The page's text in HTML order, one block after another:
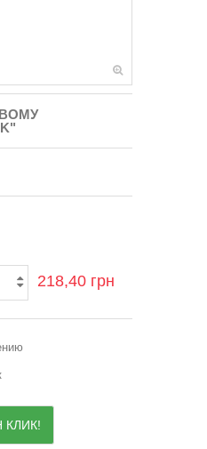
218,40 грн
КЛИК!